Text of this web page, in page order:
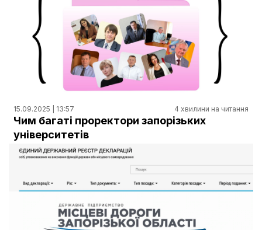
15.09.2025 | 13:57 4 хвилини на читання
Чим багаті проректори запорізьких
університетів